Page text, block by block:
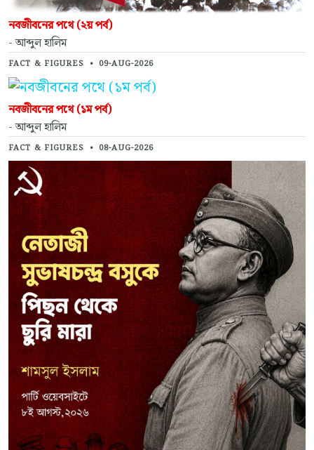
নবজীবনের পথে (২য় পর্ব)
- আব্দুল হালিম
FACT & FIGURES • 09-AUG-2026
নবজীবনের পথে (১ম পর্ব)
- আব্দুল হালিম
FACT & FIGURES • 08-AUG-2026